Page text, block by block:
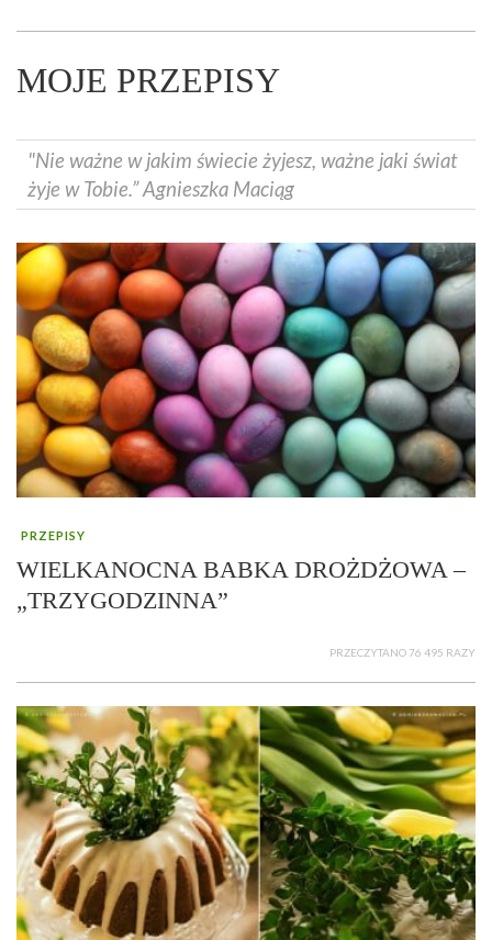
MOJE PRZEPISY
"Nie ważne w jakim świecie żyjesz, ważne jaki świat
żyje w Tobie.” Agnieszka Maciąg
PRZEPISY
WIELKANOCNA BABKA DROŻDŻOWA –
„TRZYGODZINNA”
PRZECZYTANO 76 495 RAZY